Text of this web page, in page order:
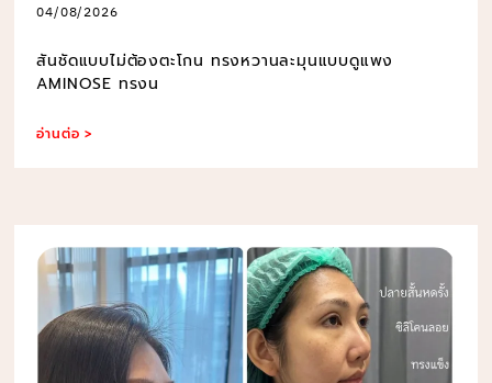
04/08/2026
สันชัดแบบไม่ต้องตะโกน ทรงหวานละมุนแบบดูแพง
AMINOSE ทรงน
อ่านต่อ >